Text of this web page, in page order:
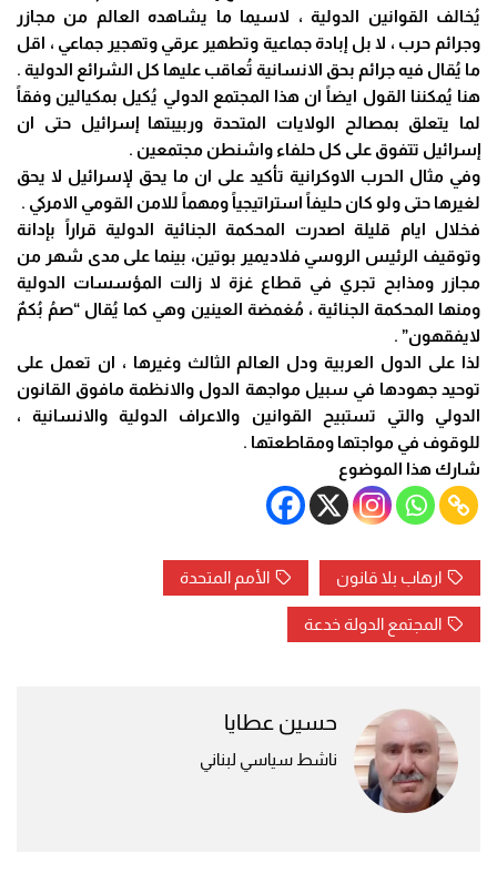
يُخالف القوانين الدولية ، لاسيما ما يشاهده العالم من مجازر
وجرائم حرب ، لا بل إبادة جماعية وتطهير عرقي وتهجير جماعي ، اقل
ما يُقال فيه جرائم بحق الانسانية تُعاقب عليها كل الشرائع الدولية .
هنا يُمكننا القول ايضاً ان هذا المجتمع الدولي يُكيل بمكيالين وفقاً
لما يتعلق بمصالح الولايات المتحدة وربيبتها إسرائيل حتى ان
إسرائيل تتفوق على كل حلفاء واشنطن مجتمعين .
وفي مثال الحرب الاوكرانية تأكيد على ان ما يحق لإسرائيل لا يحق
لغيرها حتى ولو كان حليفاً استراتيجياً ومهماً للامن القومي الامركي .
فخلال ايام قليلة اصدرت المحكمة الجنائية الدولية قراراً بإدانة
وتوقيف الرئيس الروسي فلاديمير بوتين، بينما على مدى شهر من
مجازر ومذابح تجري في قطاع غزة لا زالت المؤسسات الدولية
ومنها المحكمة الجنائية ، مُغمضة العينين وهي كما يُقال “صمُ بُكمٌ
لايفقهون” .
لذا على الدول العربية ودل العالم الثالث وغيرها ، ان تعمل على
توحيد جهودها في سبيل مواجهة الدول والانظمة مافوق القانون
الدولي والتي تستبيح القوانين والاعراف الدولية والانسانية ،
للوقوف في مواجتها ومقاطعتها .
شارك هذا الموضوع
ارهاب بلا قانون الأمم المتحدة
المجتمع الدولة خدعة
حسين عطايا
ناشط سياسي لبناني